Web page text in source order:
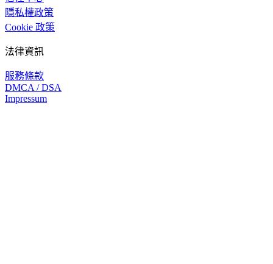
隱私權政策
Cookie 政策
法律資訊
服務條款
DMCA / DSA
Impressum